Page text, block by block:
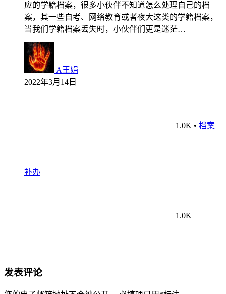
应的学籍档案，很多小伙伴不知道怎么处理自己的档
案，其一些自考、网络教育或者夜大这类的学籍档案，
当我们学籍档案丢失时，小伙伴们更是迷茫…
A王娟
2022年3月14日
1.0K • 档案
补办
1.0K
发表评论